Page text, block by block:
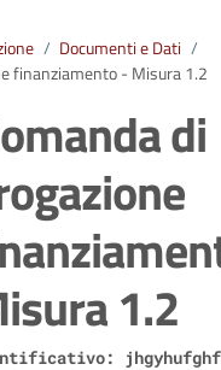
/ Documenti e Dati /
finanziamento - Misura 1.2
di
1.2
jhgyhufghf